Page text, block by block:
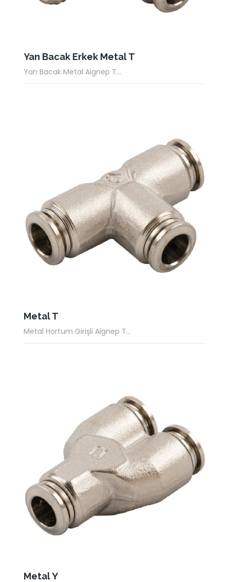
Yan Bacak Erkek Metal T
Yan Bacak Metal Aignep T...
Metal T
Metal Hortum Girişli Aignep T...
Metal Y